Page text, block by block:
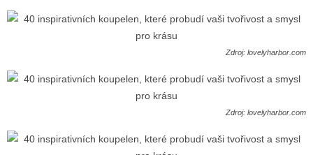
Zdroj: lovelyharbor.com
Zdroj: lovelyharbor.com